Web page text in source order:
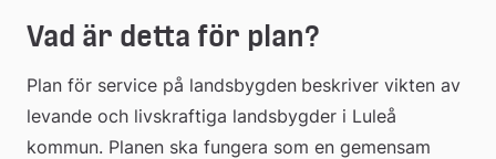
Vad är detta för plan?
Plan för service på landsbygden beskriver vikten av
levande och livskraftiga landsbygder i Luleå
kommun. Planen ska fungera som en gemensam